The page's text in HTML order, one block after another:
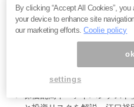
By clicking “Accept All Cookies”,
your device to enhance site
our marketing efforts.Coolie policy
ok
settings